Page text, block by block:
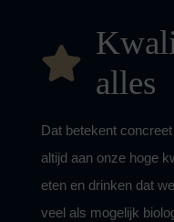
alles
Dat betekent
altijd aan onze hoge
eten en drinken dat
veel als mogelijk